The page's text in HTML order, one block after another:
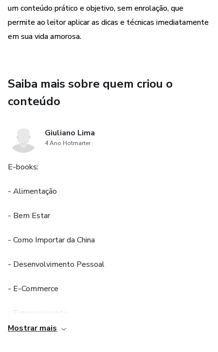
um conteúdo prático e objetivo, sem enrolação, que
permite ao leitor aplicar as dicas e técnicas imediatamente
em sua vida amorosa.
Saiba mais sobre quem criou o
conteúdo
Giuliano Lima
4 Ano Hotmarter
E-books:
- Alimentação
- Bem Estar
- Como Importar da China
- Desenvolvimento Pessoal
- E-Commerce
- Emagrecimento
Mostrar mais